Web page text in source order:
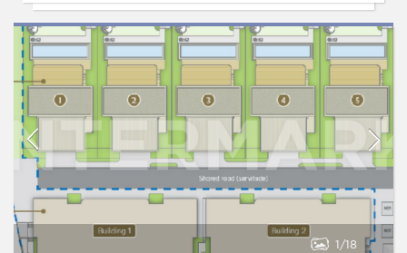
1 18